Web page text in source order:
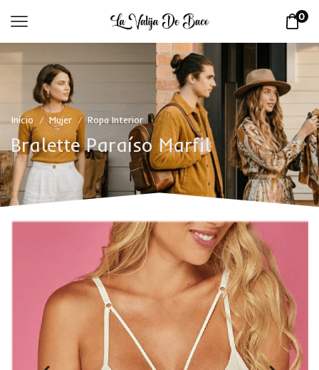
0
Inicio / Mujer / Ropa Interior
Bralette Paraíso Marfil